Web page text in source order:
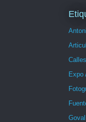
Calles
Expo
Goval